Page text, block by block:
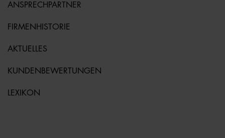
ANSPRECHPARTNER
FIRMENHISTORIE
AKTUELLES
KUNDENBEWERTUNGEN
LEXIKON